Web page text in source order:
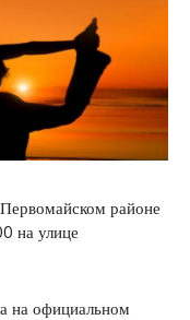
районе
на улице
на официальном